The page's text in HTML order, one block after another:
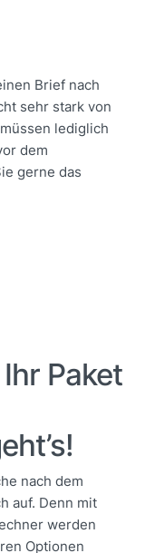
Brief nach
sehr stark von
lediglich
dem
gerne das
Paket
nach dem
auf. Denn mit
werden
Optionen